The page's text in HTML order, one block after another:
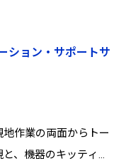
ション・サポートサ
作業の両面からトー
、機器のキッティン